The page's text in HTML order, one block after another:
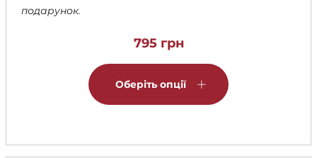
подарунок.
795 грн
Оберіть опції